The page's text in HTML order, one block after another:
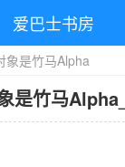
爱巴士书房
象是竹马Alpha
是竹马Alpha